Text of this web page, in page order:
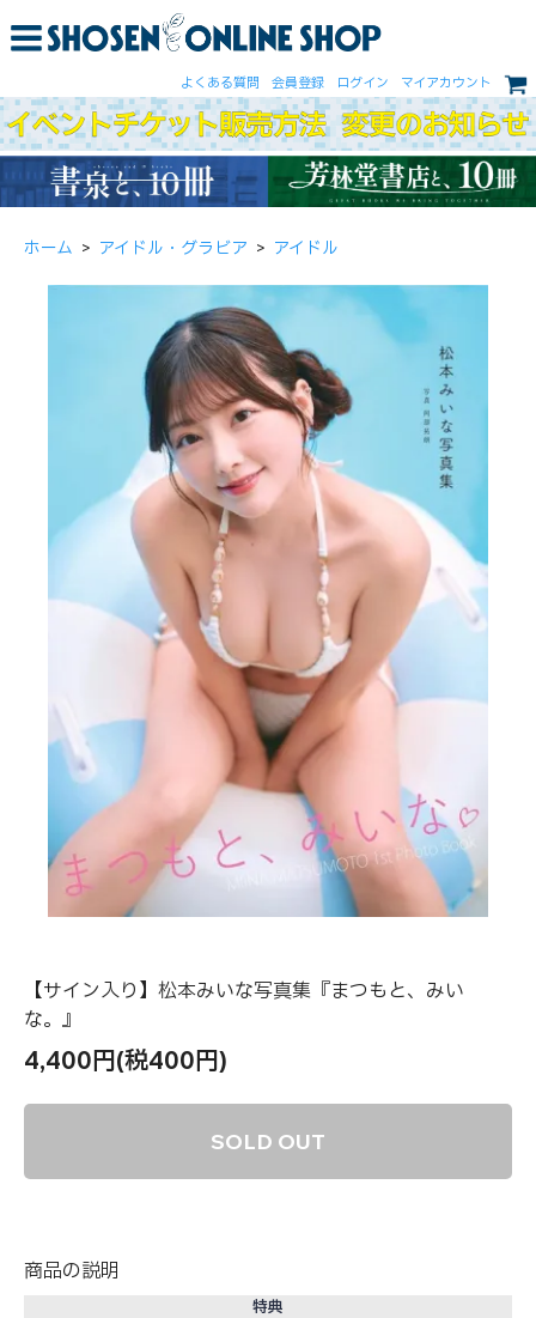
よくある質問 会員登録 ログイン マイアカウント
ホーム > アイドル・グラビア > アイドル
【サイン入り】松本みいな写真集『まつもと、みい
な。』
4,400円(税400円)
SOLD OUT
商品の説明
特典